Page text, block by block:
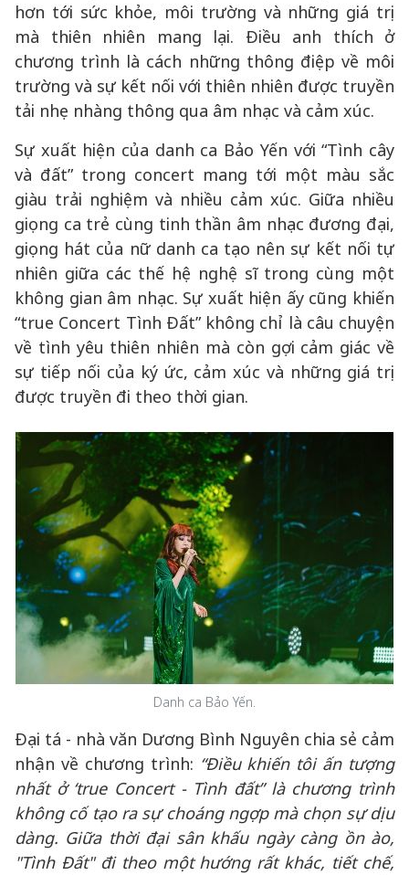
hơn tới sức khỏe, môi trường và những giá trị
mà thiên nhiên mang lại. Điều anh thích ở
chương trình là cách những thông điệp về môi
trường và sự kết nối với thiên nhiên được truyền
tải nhẹ nhàng thông qua âm nhạc và cảm xúc.
Sự xuất hiện của danh ca Bảo Yến với “Tình cây
và đất” trong concert mang tới một màu sắc
giàu trải nghiệm và nhiều cảm xúc. Giữa nhiều
giọng ca trẻ cùng tinh thần âm nhạc đương đại,
giọng hát của nữ danh ca tạo nên sự kết nối tự
nhiên giữa các thế hệ nghệ sĩ trong cùng một
không gian âm nhạc. Sự xuất hiện ấy cũng khiến
“true Concert Tình Đất” không chỉ là câu chuyện
về tình yêu thiên nhiên mà còn gợi cảm giác về
sự tiếp nối của ký ức, cảm xúc và những giá trị
được truyền đi theo thời gian.
Danh ca Bảo Yến.
Đại tá - nhà văn Dương Bình Nguyên chia sẻ cảm
nhận về chương trình: “Điều khiến tôi ấn tượng
nhất ở ‘true Concert - Tình đất” là chương trình
không cố tạo ra sự choáng ngợp mà chọn sự dịu
dàng. Giữa thời đại sân khấu ngày càng ồn ào,
"Tình Đất" đi theo một hướng rất khác, tiết chế,